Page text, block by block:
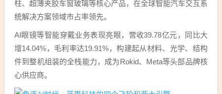
柱、超薄夹胶车窗玻璃等核心产品，在全球智能汽车交互系
统解决方案领域市占率领先。
AI眼镜等智能穿戴业务表现亮眼，营收39.78亿元，同比大
增14.04%，毛利率达19.91%，构建起从材料、光学、结构
件到整机组装的全栈能力，成为Rokid、Meta等头部品牌核
心供应商。